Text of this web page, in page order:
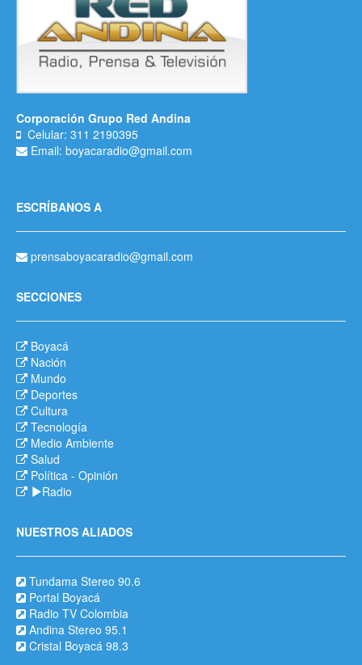
Corporación Grupo Red Andina
Celular: 311 2190395
Email: boyacaradio@gmail.com
ESCRÍBANOS A
prensaboyacaradio@gmail.com
SECCIONES
Boyacá
Nación
Mundo
Deportes
Cultura
Tecnología
Medio Ambiente
Salud
Política - Opinión
Radio
NUESTROS ALIADOS
Tundama Stereo 90.6
Portal Boyacá
Radio TV Colombia
Andina Stereo 95.1
Cristal Boyacá 98.3